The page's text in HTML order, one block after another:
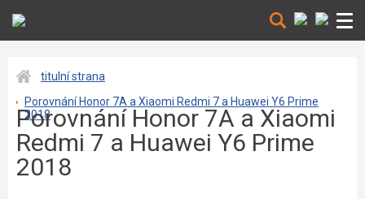
titulní strana
Porovnání Honor 7A a Xiaomi Redmi 7 a Huawei Y6 Prime
2018
Porovnání Honor 7A a Xiaomi
Redmi 7 a Huawei Y6 Prime
2018